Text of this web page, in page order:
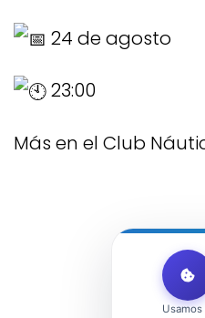
24 de agosto
23:00
Más en el Club